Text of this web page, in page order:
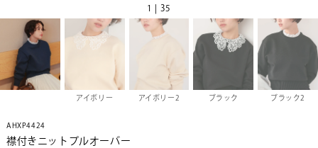
1 | 35
アイボリー アイボリー2 ブラック ブラック2
AHXP4424
襟付きニットプルオーバー